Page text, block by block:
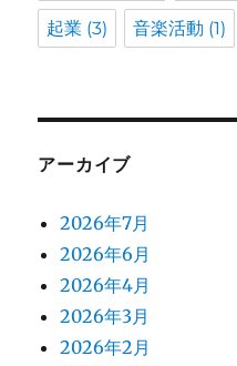
起業 (3) 音楽活動 (1)
アーカイブ
2026年7月
2026年6月
2026年4月
2026年3月
2026年2月